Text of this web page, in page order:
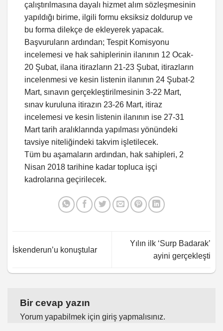
çalıştırılmasına dayalı hizmet alım sözleşmesinin
yapıldığı birime, ilgili formu eksiksiz doldurup ve
bu forma dilekçe de ekleyerek yapacak.
Başvuruların ardından; Tespit Komisyonu
incelemesi ve hak sahiplerinin ilanının 12 Ocak-
20 Şubat, ilana itirazların 21-23 Şubat, itirazların
incelenmesi ve kesin listenin ilanının 24 Şubat-2
Mart, sınavın gerçekleştirilmesinin 3-22 Mart,
sınav kuruluna itirazın 23-26 Mart, itiraz
incelemesi ve kesin listenin ilanının ise 27-31
Mart tarih aralıklarında yapılması yönündeki
tavsiye niteliğindeki takvim işletilecek.
Tüm bu aşamaların ardından, hak sahipleri, 2
Nisan 2018 tarihine kadar topluca işçi
kadrolarına geçirilecek.
İskenderun’u konuştular
Yılın ilk ‘Surp Badarak’
ayini gerçekleşti
Bir cevap yazın
Yorum yapabilmek için giriş yapmalısınız.